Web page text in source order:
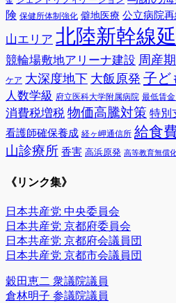
険 保健所体制強化 僻地医療 公立病院
山エリア 北陸新幹線
競輪場敷地アリーナ建設 周産
ケア 大深度地下 大飯原発 子ど
人数学級 府立医科大学附属病院 最低賃金
消費税増税 物価高騰対策 特別
看護師確保養成 経ヶ岬通信所 給食
山診療所 香害 高浜原発 高等教育無償
《リンク集》
日本共産党 中央委員会
日本共産党 京都府委員会
日本共産党 京都府会議員団
日本共産党 京都市会議員団
穀田恵二 衆議院議員
倉林明子 参議院議員